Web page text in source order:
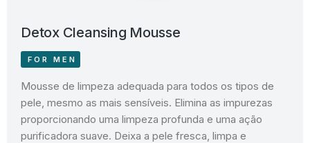
Detox Cleansing Mousse
FOR MEN
Mousse de limpeza adequada para todos os tipos de
pele, mesmo as mais sensíveis. Elimina as impurezas
proporcionando uma limpeza profunda e uma ação
purificadora suave. Deixa a pele fresca, limpa e